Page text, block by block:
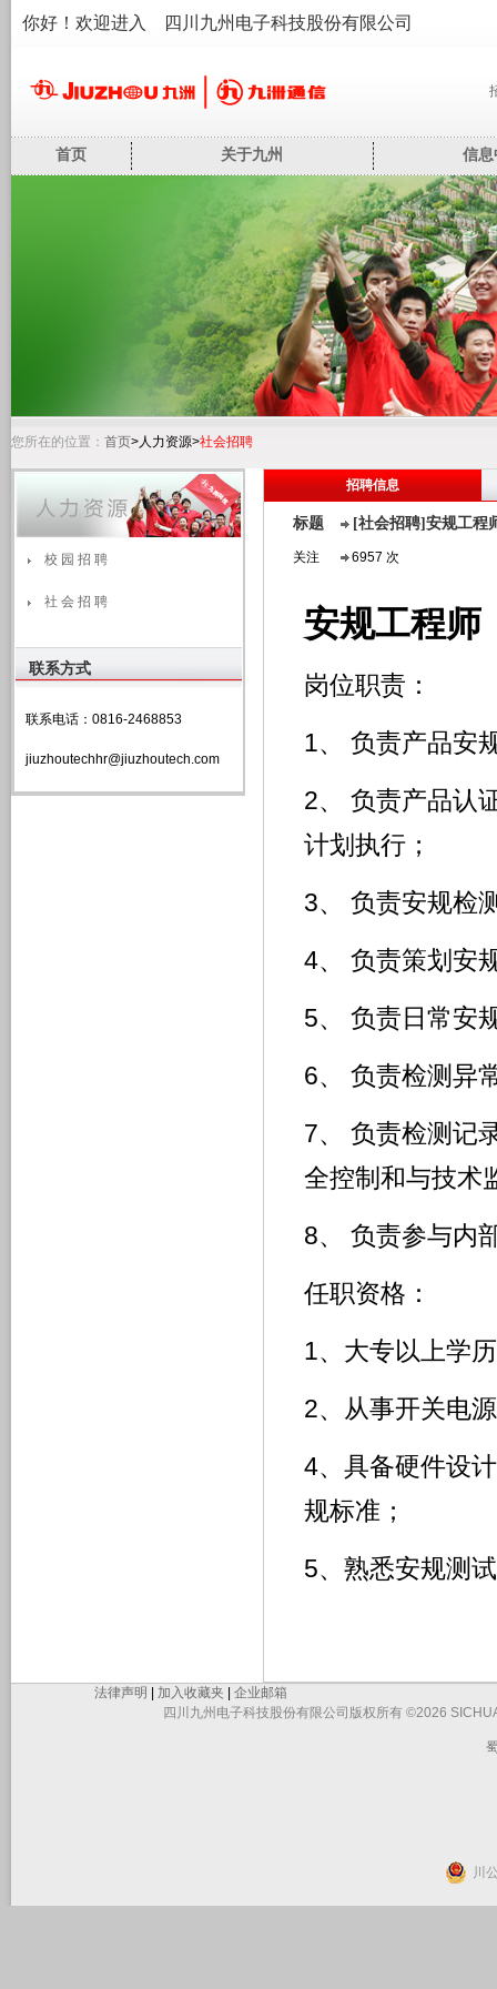
你好！欢迎进入 四川九州电子科技股份有限公司
首页 关于九州 信
您所在的位置： 首页>人力资源>社会招聘
校 园 招 聘
社 会 招 聘
联系方式
联系电话：0816-2468853
jiuzhoutechhr@jiuzhoutech.com
招聘信息
标题 [社会招聘]安规工程
关注 6957 次
安规工程师
岗位职责：
1、 负责产品安
2、 负责产品认
计划执行；
3、 负责安规检
4、 负责策划安
5、 负责日常安
6、 负责检测异
7、 负责检测记
全控制和与技术
8、 负责参与内
任职资格：
1、大专以上学
2、从事开关电
4、具备硬件设
规标准；
5、熟悉安规测
法律声明 加入收藏夹
企业邮箱
四川九州电子科技股份有限公司版权所有 ©2026
川